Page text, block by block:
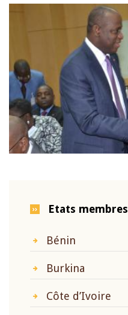
Etats membres
Bénin
Burkina
Côte d’Ivoire